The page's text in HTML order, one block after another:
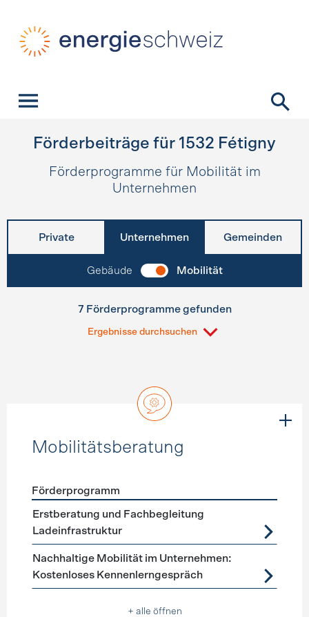
Förderbeiträge für 1532 Fétigny
Förderprogramme für Mobilität im
Unternehmen
Private Unternehmen Gemeinden
Gebäude Mobilität
7 Förderprogramme gefunden
Ergebnisse durchsuchen
Mobilitätsberatung
Förderprogramme Mobilitätsberatung
Förderprogramm
Erstberatung und Fachbegleitung
Ladeinfrastruktur
Nachhaltige Mobilität im Unternehmen:
Kostenloses Kennenlerngespräch
+ alle öffnen